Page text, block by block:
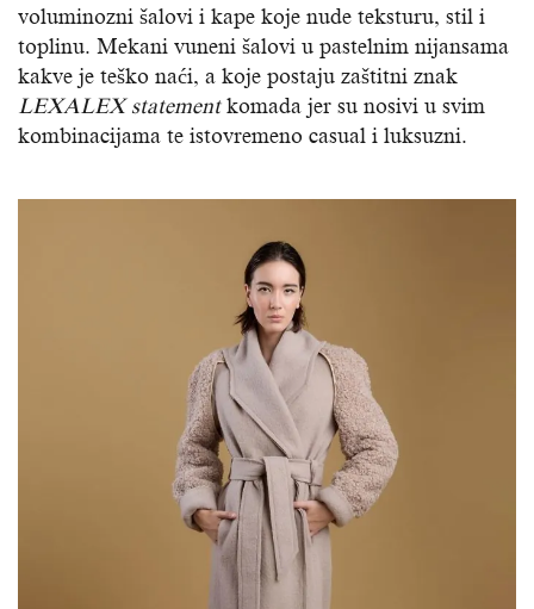
voluminozni šalovi i kape koje nude teksturu, stil i
toplinu. Mekani vuneni šalovi u pastelnim nijansama
kakve je teško naći, a koje postaju zaštitni znak
LEXALEX statementkomada jer su nosivi u svim
kombinacijama te istovremeno casual i luksuzni.